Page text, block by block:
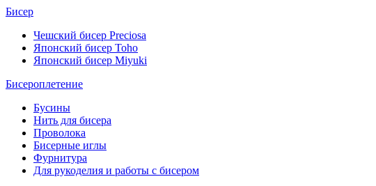
Бисер
Чешский бисер Preciosa
Японский бисер Toho
Японский бисер Miyuki
Бисероплетение
Бусины
Нить для бисера
Проволока
Бисерные иглы
Фурнитура
Для рукоделия и работы с бисером